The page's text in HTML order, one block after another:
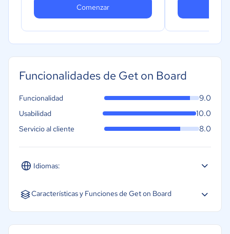
API e integración con ATS
Comenzar
Contactos
API e
Métricas y
Funcionalidades de Get on Board
Idiomas:
Español Inglés
Funcionalidad 9.0
Usabilidad 10.0
Servicio al cliente 8.0
Características y Funciones de Get on Board